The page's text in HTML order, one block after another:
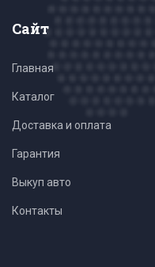
Сайт
Главная
Каталог
Доставка и оплата
Гарантия
Выкуп авто
Контакты